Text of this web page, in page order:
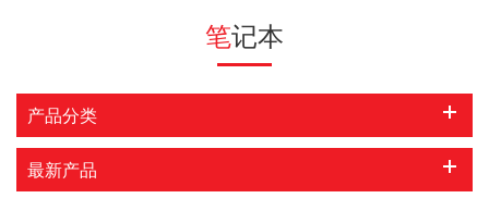
笔记本
产品分类
最新产品